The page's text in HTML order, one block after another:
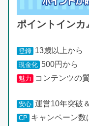
ポイントインカ
登録 13歳以上から
現金化 500円から
魅力 コンテンツの
安心 運営10年突破
CP キャンペーン数